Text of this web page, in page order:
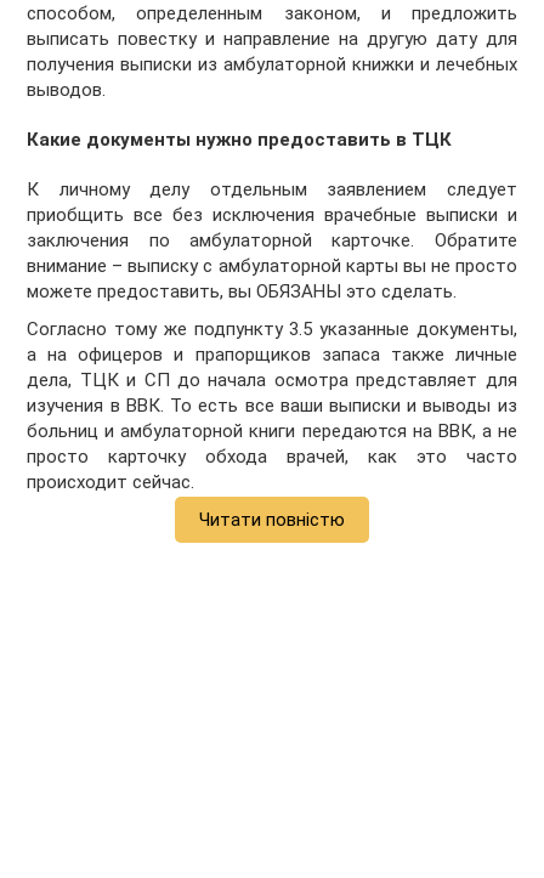
способом, определенным законом, и предложить
выписать повестку и направление на другую дату для
получения выписки из амбулаторной книжки и лечебных
выводов.
Какие документы нужно предоставить в ТЦК
К личному делу отдельным заявлением следует
приобщить все без исключения врачебные выписки и
заключения по амбулаторной карточке. Обратите
внимание – выписку с амбулаторной карты вы не просто
можете предоставить, вы ОБЯЗАНЫ это сделать.
Согласно тому же подпункту 3.5 указанные документы,
а на офицеров и прапорщиков запаса также личные
дела, ТЦК и СП до начала осмотра представляет для
изучения в ВВК. То есть все ваши выписки и выводы из
больниц и амбулаторной книги передаются на ВВК, а не
просто карточку обхода врачей, как это часто
происходит сейчас.
Читати повністю